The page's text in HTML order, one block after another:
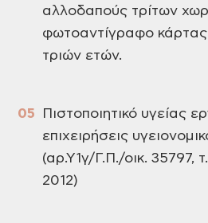
αλλοδαπούς τρίτων
φωτοαντίγραφο
τριών ετών.
Πιστοποιητικό υγείας
επιχειρήσεις
(αρ.Υ1γ/Γ.Π./οικ. 35797,
2012)